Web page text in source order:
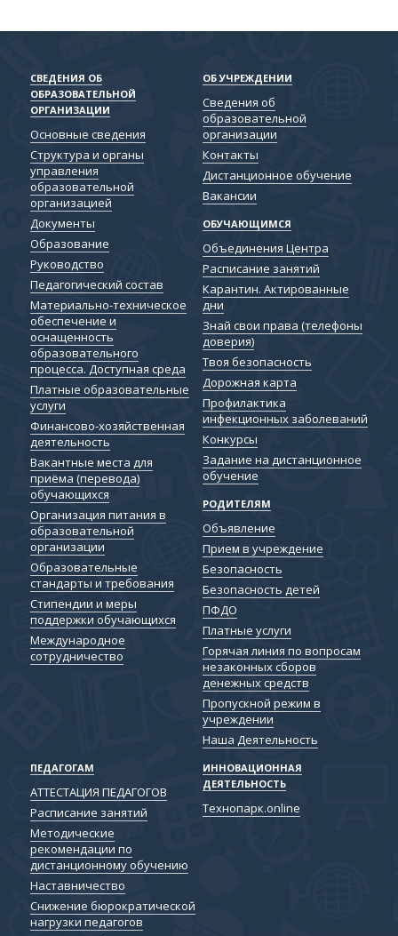
СВЕДЕНИЯ ОБ
ОБРАЗОВАТЕЛЬНОЙ
ОРГАНИЗАЦИИ
Основные сведения
Структура и органы
управления
образовательной
организацией
Документы
Образование
Руководство
Педагогический состав
Материально-техническое
обеспечение и
оснащенность
образовательного
процесса. Доступная среда
Платные образовательные
услуги
Финансово-хозяйственная
деятельность
Вакантные места для
приёма (перевода)
обучающихся
Организация питания в
образовательной
организации
Образовательные
стандарты и требования
Cтипендии и меры
поддержки обучающихся
Международное
сотрудничество
ОБ УЧРЕЖДЕНИИ
Сведения об
образовательной
организации
Контакты
Дистанционное обучение
Вакансии
ОБУЧАЮЩИМСЯ
Объединения Центра
Расписание занятий
Карантин. Актированные
дни
Знай свои права (телефоны
доверия)
Твоя безопасность
Дорожная карта
Профилактика
инфекционных заболеваний
Конкурсы
Задание на дистанционное
обучение
РОДИТЕЛЯМ
Объявление
Прием в учреждение
Безопасность
Безопасность детей
ПФДО
Платные услуги
Горячая линия по вопросам
незаконных сборов
денежных средств
Пропускной режим в
учреждении
Наша Деятельность
ПЕДАГОГАМ
АТТЕСТАЦИЯ ПЕДАГОГОВ
Расписание занятий
Методические
рекомендации по
дистанционному обучению
Наставничество
Снижение бюрократической
нагрузки педагогов
ИННОВАЦИОННАЯ
ДЕЯТЕЛЬНОСТЬ
Технопарк.online